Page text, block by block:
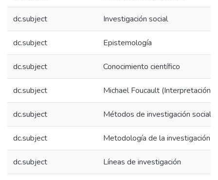
dc.subject Investigación social
dc.subject Epistemología
dc.subject Conocimiento científico
dc.subject Michael Foucault (Interpretación
dc.subject Métodos de investigación social
dc.subject Metodología de la investigación
dc.subject Líneas de investigación